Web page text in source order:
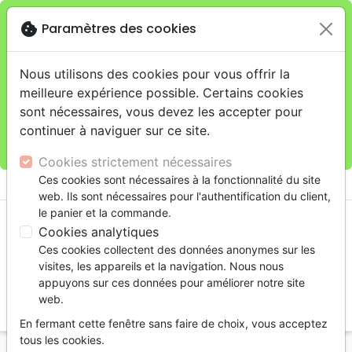
Je veux retirer ma commande au 11 rue de Rive,
Genèveclose
warningCette boutique en ligne est limitée au retrait en
magasin.
Pour les livraisons à domicile, veuillez passer vos
commandes sur la boutique La Maison de la Bible
shopping_cart
cookie Paramètres des cookies
Nous utilisons des cookies pour vous offrir la
meilleure expérience possible. Certains cookies
sont nécessaires, vous devez les accepter pour
continuer à naviguer sur ce site.
Cookies strictement nécessaires
Ces cookies sont nécessaires à la fonctionnalité du site
web. Ils sont nécessaires pour l'authentification du client,
le panier et la commande.
Cookies analytiques
Ces cookies collectent des données anonymes sur les
visites, les appareils et la navigation. Nous nous
appuyons sur ces données pour améliorer notre site
web.
En fermant cette fenêtre sans faire de choix, vous acceptez
tous les cookies.